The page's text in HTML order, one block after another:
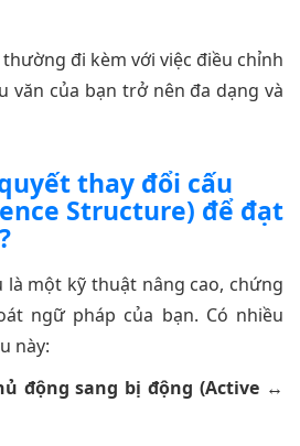
đi kèm với việc điều chỉnh
văn của bạn trở nên đa dạng và
thay đổi cấu
Structure) để đạt
là một kỹ thuật nâng cao, chứng
ngữ pháp của bạn. Có nhiều
này:
động sang bị động (Active ↔